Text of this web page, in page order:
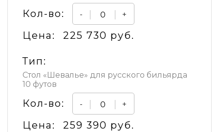
Кол-во: - +
Цена: 225 730 руб.
Тип:
Стол «Шевалье» для русского бильярда
10 футов
Кол-во: - +
Цена: 259 390 руб.